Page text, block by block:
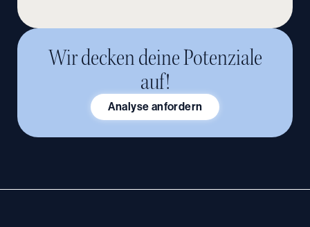
Wir decken deine Potenziale
auf!
Analyse anfordern